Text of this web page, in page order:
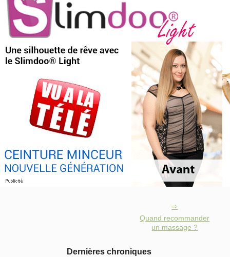
Quand recommander
un massage ?
Dernières chroniques